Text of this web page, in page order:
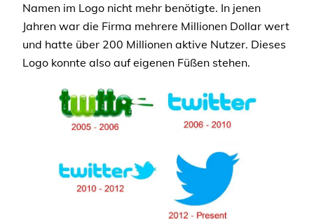
Namen im Logo nicht mehr benötigte. In jenen
Jahren war die Firma mehrere Millionen Dollar wert
und hatte über 200 Millionen aktive Nutzer. Dieses
Logo konnte also auf eigenen Füßen stehen.